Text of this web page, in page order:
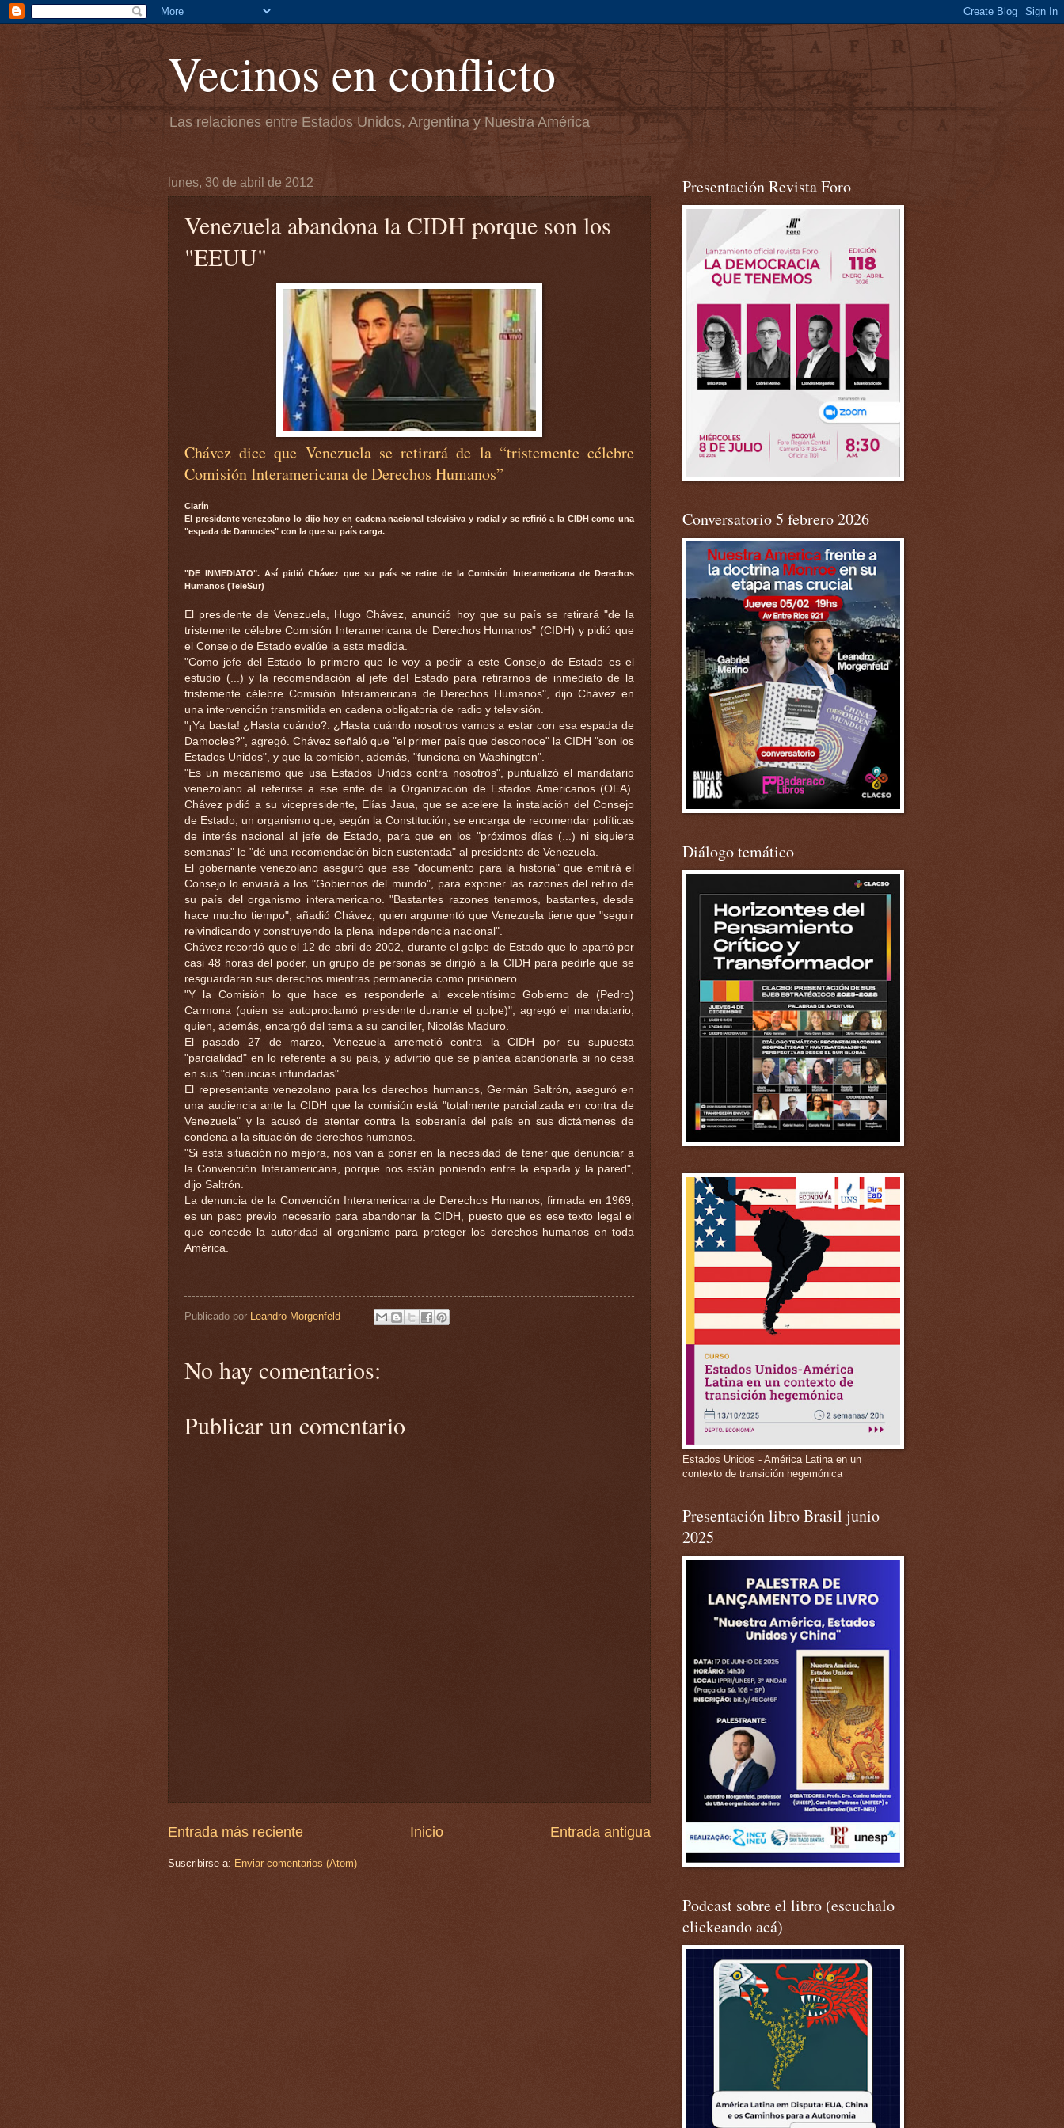
Vecinos en conflicto
Las relaciones entre Estados Unidos, Argentina y Nuestra América
lunes, 30 de abril de 2012
Venezuela abandona la CIDH porque son los
"EEUU"
Chávez dice que Venezuela se retirará de la “tristemente célebre
Comisión Interamericana de Derechos Humanos”
Clarín
El presidente venezolano lo dijo hoy en cadena nacional televisiva y radial y se refirió a la CIDH como una
"espada de Damocles" con la que su país carga.
"DE INMEDIATO". Así pidió Chávez que su país se retire de la Comisión Interamericana de Derechos
Humanos (TeleSur)
El presidente de Venezuela, Hugo Chávez, anunció hoy que su país se retirará "de la
tristemente célebre Comisión Interamericana de Derechos Humanos" (CIDH) y pidió que
el Consejo de Estado evalúe la esta medida.
"Como jefe del Estado lo primero que le voy a pedir a este Consejo de Estado es el
estudio (...) y la recomendación al jefe del Estado para retirarnos de inmediato de la
tristemente célebre Comisión Interamericana de Derechos Humanos", dijo Chávez en
una intervención transmitida en cadena obligatoria de radio y televisión.
"¡Ya basta! ¿Hasta cuándo?. ¿Hasta cuándo nosotros vamos a estar con esa espada de
Damocles?", agregó. Chávez señaló que "el primer país que desconoce" la CIDH "son los
Estados Unidos", y que la comisión, además, "funciona en Washington".
"Es un mecanismo que usa Estados Unidos contra nosotros", puntualizó el mandatario
venezolano al referirse a ese ente de la Organización de Estados Americanos (OEA).
Chávez pidió a su vicepresidente, Elías Jaua, que se acelere la instalación del Consejo
de Estado, un organismo que, según la Constitución, se encarga de recomendar políticas
de interés nacional al jefe de Estado, para que en los "próximos días (...) ni siquiera
semanas" le "dé una recomendación bien sustentada" al presidente de Venezuela.
El gobernante venezolano aseguró que ese "documento para la historia" que emitirá el
Consejo lo enviará a los "Gobiernos del mundo", para exponer las razones del retiro de
su país del organismo interamericano. "Bastantes razones tenemos, bastantes, desde
hace mucho tiempo", añadió Chávez, quien argumentó que Venezuela tiene que "seguir
reivindicando y construyendo la plena independencia nacional".
Chávez recordó que el 12 de abril de 2002, durante el golpe de Estado que lo apartó por
casi 48 horas del poder, un grupo de personas se dirigió a la CIDH para pedirle que se
resguardaran sus derechos mientras permanecía como prisionero.
"Y la Comisión lo que hace es responderle al excelentísimo Gobierno de (Pedro)
Carmona (quien se autoproclamó presidente durante el golpe)", agregó el mandatario,
quien, además, encargó del tema a su canciller, Nicolás Maduro.
El pasado 27 de marzo, Venezuela arremetió contra la CIDH por su supuesta
"parcialidad" en lo referente a su país, y advirtió que se plantea abandonarla si no cesa
en sus "denuncias infundadas".
El representante venezolano para los derechos humanos, Germán Saltrón, aseguró en
una audiencia ante la CIDH que la comisión está "totalmente parcializada en contra de
Venezuela" y la acusó de atentar contra la soberanía del país en sus dictámenes de
condena a la situación de derechos humanos.
"Si esta situación no mejora, nos van a poner en la necesidad de tener que denunciar a
la Convención Interamericana, porque nos están poniendo entre la espada y la pared",
dijo Saltrón.
La denuncia de la Convención Interamericana de Derechos Humanos, firmada en 1969,
es un paso previo necesario para abandonar la CIDH, puesto que es ese texto legal el
que concede la autoridad al organismo para proteger los derechos humanos en toda
América.
Publicado por Leandro Morgenfeld
No hay comentarios:
Publicar un comentario
Entrada más reciente Entrada antigua
Inicio
Suscribirse a: Enviar comentarios (Atom)
Presentación Revista Foro
Conversatorio 5 febrero 2026
Diálogo temático
Estados Unidos - América Latina en un
contexto de transición hegemónica
Presentación libro Brasil junio
2025
Podcast sobre el libro (escuchalo
clickeando acá)